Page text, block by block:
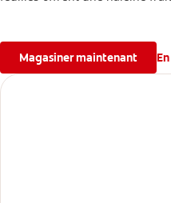
Magasiner maintenant